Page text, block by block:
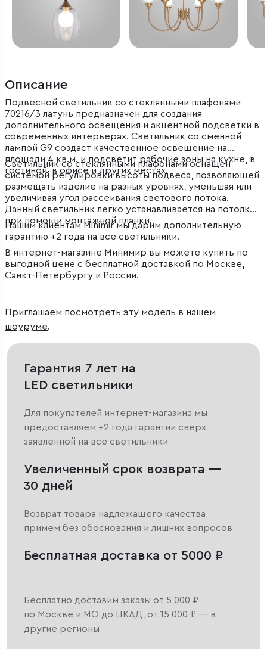
Описание
Подвесной светильник со стеклянными плафонами
70216/3 латунь предназначен для создания
дополнительного освещения и акцентной подсветки в
современных интерьерах. Светильник со сменной
лампой G9 создаст качественное освещение на
площади 4 кв.м. и подсветит рабочие зоны на кухне, в
гостиной, в офисе и других местах.
Светильник со стеклянными плафонами оснащен
системой регулировки высоты подвеса, позволяющей
размещать изделие на разных уровнях, уменьшая или
увеличивая угол рассеивания светового потока.
Данный светильник легко устанавливается на потолке
при помощи монтажной планки.
Нашим клиентам Minimir мы дарим дополнительную
гарантию +2 года на все светильники.
В интернет-магазине Минимир вы можете купить по
выгодной цене с бесплатной доставкой по Москве,
Санкт-Петербургу и России.
Приглашаем посмотреть эту модель в нашем
шоуруме.
Гарантия 7 лет на
LED светильники
Для покупателей интернет-магазина мы
предоставляем +2 года гарантии сверх
заявленной на все светильники
Увеличенный срок возврата —
30 дней
Возврат товара надлежащего качества
примем без обоснования и лишних вопросов
Бесплатная доставка от 5000 ₽
Бесплатно доставим заказы от 5 000 ₽
по Москве и МО до ЦКАД, от 15 000 ₽ — в
другие регионы